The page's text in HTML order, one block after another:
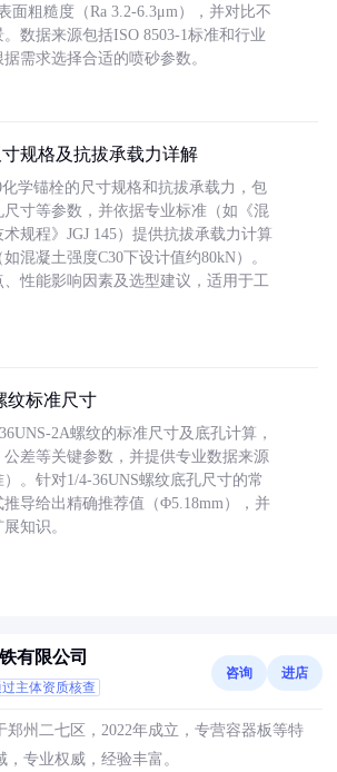
面粗糙度（Ra 3.2-6.3μm），并对比不
数据来源包括ISO 8503-1标准和行业
需求选择合适的喷砂参数。
规格及抗拔承载力详解
学锚栓的尺寸规格和抗拔承载力，包
寸等参数，并依据专业标准（如《混
规程》JGJ 145）提供抗拔承载力计算
混凝土强度C30下设计值约80kN）。
性能影响因素及选型建议，适用于工
纹标准尺寸
2A螺纹的标准尺寸及底孔计算，
差等关键参数，并提供专业数据来源
）。针对1/4-36UNS螺纹底孔尺寸的常
推导给出精确推荐值（Φ5.18mm），并
知识。
有限公司
主体资质核查
咨询 进店
郑州二七区，2022年成立，专营容器板等特
专业权威，经验丰富。